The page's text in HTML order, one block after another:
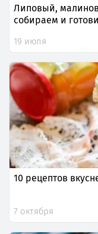
Липовый,
собираем и
19 июля
10 рецептов
7 октября